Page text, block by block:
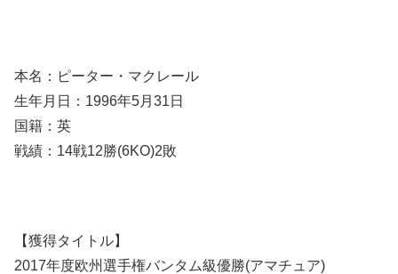
本名：ピーター・マクレール
生年月日：1996年5月31日
国籍：英
戦績：14戦12勝(6KO)2敗
【獲得タイトル】
2017年度欧州選手権バンタム級優勝(アマチュア)